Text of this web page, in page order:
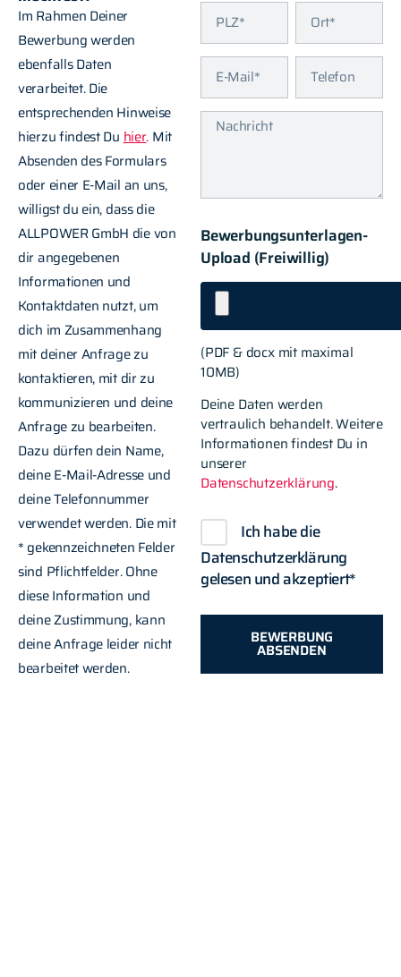
Im Rahmen Deiner
Bewerbung werden
ebenfalls Daten
verarbeitet. Die
entsprechenden Hinweise
hierzu findest Duhier. Mit
Absenden des Formulars
oder einer E-Mail an uns,
willigst du ein, dass die
ALLPOWER GmbH die von
dir angegebenen
Informationen und
Kontaktdaten nutzt, um
dich im Zusammenhang
mit deiner Anfrage zu
kontaktieren, mit dir zu
kommunizieren und deine
Anfrage zu bearbeiten.
Dazu dürfen dein Name,
deine E-Mail-Adresse und
deine Telefonnummer
verwendet werden. Die mit
* gekennzeichneten Felder
sind Pflichtfelder. Ohne
diese Information und
deine Zustimmung, kann
deine Anfrage leider nicht
bearbeitet werden.
Bewerbungsunterlagen-
Upload (Freiwillig)
(PDF & docx mit maximal
10MB)
Deine Daten werden
vertraulich behandelt. Weitere
Informationen findest Du in
unserer
Datenschutzerklärung.
Ich habe die
Datenschutzerklärung
gelesen und akzeptiert*
BEWERBUNG
ABSENDEN